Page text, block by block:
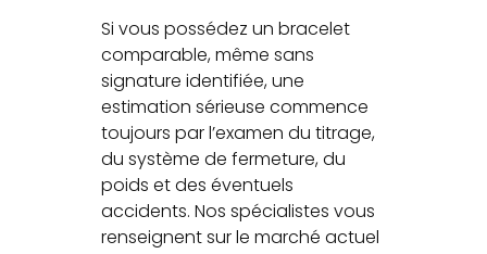
Si vous possédez un bracelet
comparable, même sans
signature identifiée, une
estimation sérieuse commence
toujours par l’examen du titrage,
du système de fermeture, du
poids et des éventuels
accidents. Nos spécialistes vous
renseignent sur le marché actuel